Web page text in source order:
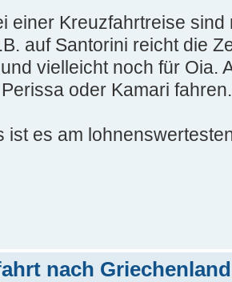
einer Kreuzfahrtreise
auf Santorini reicht die
vielleicht noch für Oia.
oder Kamari fahren.
ist es am
nach Griechenland